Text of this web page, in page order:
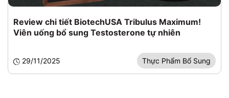
Review chi tiết BiotechUSA Tribulus Maximum!
Viên uống bổ sung Testosterone tự nhiên
29/11/2025 Thực Phẩm Bổ Sung